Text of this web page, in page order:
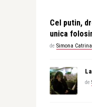
Cel putin,
unica
de Simona Catrina
de